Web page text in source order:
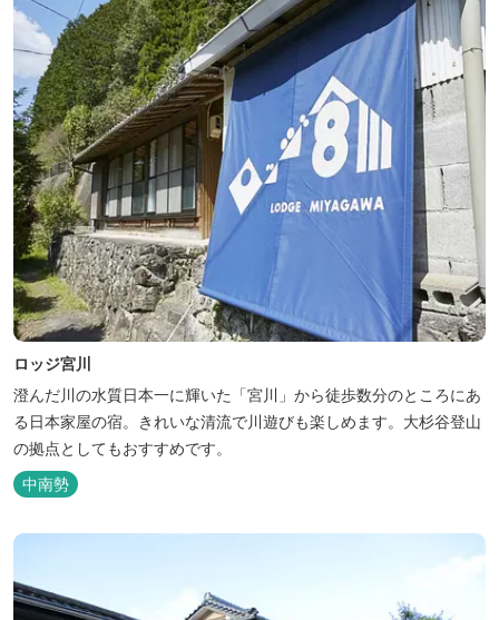
ロッジ宮川
澄んだ川の水質日本一に輝いた「宮川」から徒歩数分のところにあ
る日本家屋の宿。きれいな清流で川遊びも楽しめます。大杉谷登山
の拠点としてもおすすめです。
中南勢